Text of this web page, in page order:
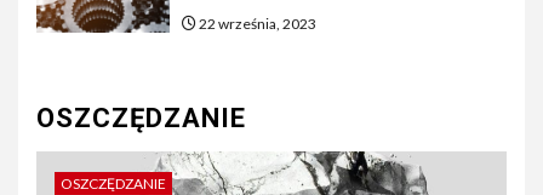
22 września, 2023
OSZCZĘDZANIE
OSZCZĘDZANIE